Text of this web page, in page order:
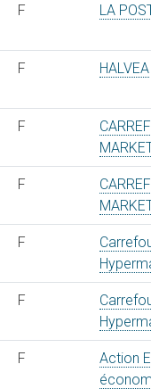
F LA
F HALVEA
F
F
F
F
F
Action